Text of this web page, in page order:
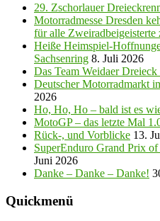
29. Zschorlauer
Motorradmesse Dresden
für alle Zweiradbeigeisterte
Heiße Heimspiel-
Sachsenring 8. Juli 2026
Das Team Weidaer
Deutscher Motorradmarkt
2026
Ho, Ho, Ho – bald ist es
MotoGP – das letzte Mal
Rück-, und Vorblicke 13.
SuperEnduro Grand Prix
Juni 2026
Danke – Danke – Danke!
Quickmenü